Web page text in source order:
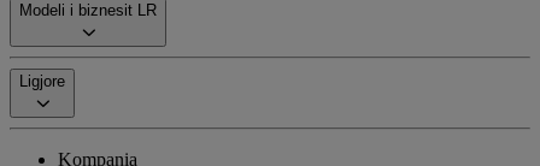
Modeli i biznesit LR
Ligjore
Kompania